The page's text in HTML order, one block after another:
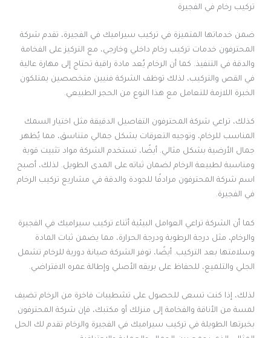
تركيب رخام في الفجيرة
ضمن خدماتها المتميزة في تركيب سيراميك في الفجيرة، تقدم شركة
المحترفون خدمات تركيب رخام داخلي وخارجي، مع التركيز على الفخامة
والدقة في التنفيذ. كما أن الرخام يُعد مادة راقية تحتاج إلى مهارة عالية
في القص والتركيب، لذلك توظف الشركة فنيين متخصصين يمتلكون
الخبرة اللازمة للتعامل مع هذا النوع من الحجر الطبيعي.
كذلك، تراعي شركة المحترفون التفاصيل الدقيقة مثل اختيار السمك
المناسب للرخام، وتوجيه التعرقات بشكل جمالي متناسق، مما يُظهر
جمال الأرضية بشكل مثالي. أيضًا، تستخدم الشركة مواد تثبيت قوية
ومناسبة لطبيعة الرخام لضمان ثباته على المدى الطويل. لذلك، أصبح
اسم شركة المحترفون مرادفًا للجودة والدقة في مشاريع تركيب الرخام
في الفجيرة.
كما أن الشركة تراعي العوامل البيئية أثناء تركيب سيراميك في الفجيرة
والرخام، مثل درجة الرطوبة ودرجة الحرارة، مما يضمن ثبات المادة
وسلامتها بعد التركيب. أيضًا، توفر الشركة صيانة دورية للرخام تشمل
الجلي والتلميع، للحفاظ على بريقه الأصلي وإطالة عمره الافتراضي.
لذلك، إذا كنت تسعى للحصول على تشطيبات فاخرة من الرخام تضيف
لمسة من الأناقة والفخامة إلى منزلك أو مكتبك، فإن شركة المحترفون
بخبرتها الطويلة في تركيب سيراميك في الفجيرة والرخام تقدم لك الحل